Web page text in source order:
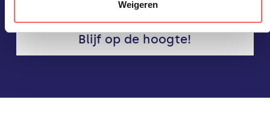
Weigeren
Blijf op de hoogte!